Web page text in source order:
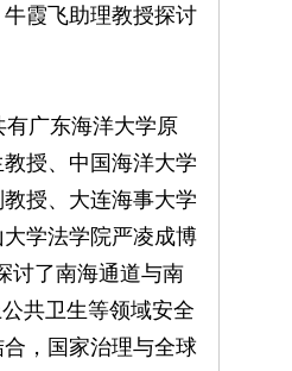
霞飞助理教授探讨
广东海洋大学原
授、中国海洋大学
授、大连海事大学
学法学院严凌成博
讨了南海通道与南
共卫生等领域安全
，国家治理与全球